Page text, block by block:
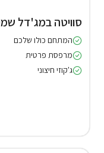
סוויטה במג'דל
המתחם כולו שלכם
מרפסת פרטית
ג'קוזי חיצוני